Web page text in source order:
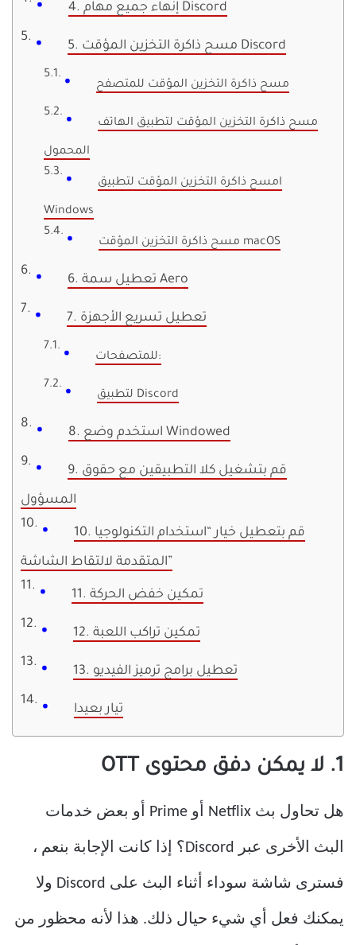
4. إنهاء جميع مهام Discord
5. مسح ذاكرة التخزين المؤقت Discord
مسح ذاكرة التخزين المؤقت للمتصفح
مسح ذاكرة التخزين المؤقت لتطبيق الهاتف
المحمول
امسح ذاكرة التخزين المؤقت لتطبيق
Windows
مسح ذاكرة التخزين المؤقت macOS
6. تعطيل سمة Aero
7. تعطيل تسريع الأجهزة
للمتصفحات:
لتطبيق Discord
8. استخدم وضع Windowed
9. قم بتشغيل كلا التطبيقين مع حقوق
المسؤول
10. قم بتعطيل خيار “استخدام التكنولوجيا
المتقدمة لالتقاط الشاشة”
11. تمكين خفض الحركة
12. تمكين تراكب اللعبة
13. تعطيل برامج ترميز الفيديو
تيار بعيدا
1. لا يمكن دفق محتوى OTT
هل تحاول بث Netflix أو Prime أو بعض خدمات
البث الأخرى عبر Discord؟ إذا كانت الإجابة بنعم ،
فسترى شاشة سوداء أثناء البث على Discord ولا
يمكنك فعل أي شيء حيال ذلك. هذا لأنه محظور من